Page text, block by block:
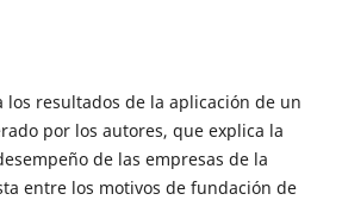
los resultados de la aplicación de un
por los autores, que explica la
de las empresas de la
entre los motivos de fundación de